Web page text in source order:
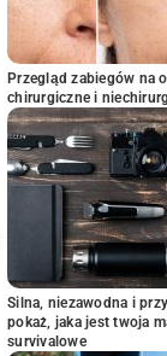
Przegląd zabiegów na
chirurgiczne i
Silna, niezawodna i
pokaż, jaka jest twoja
survivalowe